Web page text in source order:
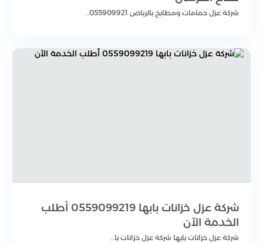
شركة عزل حمامات ومطابخ بالرياض 055909921..
شركة عزل خزانات بابها 0559099219 أطلب
الخدمة الآن
شركة عزل خزانات بابها شركة عزل خزانات با..